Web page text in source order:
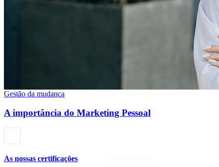
Gestão da mudança
A importância do Marketing Pessoal
As nossas certificações